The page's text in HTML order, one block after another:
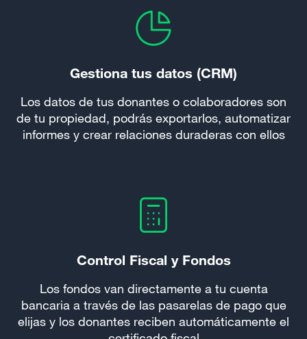
Gestiona tus datos (CRM)
Los datos de tus donantes o colaboradores son
de tu propiedad, podrás exportarlos, automatizar
informes y crear relaciones duraderas con ellos
Control Fiscal y Fondos
Los fondos van directamente a tu cuenta
bancaria a través de las pasarelas de pago que
elijas y los donantes reciben automáticamente el